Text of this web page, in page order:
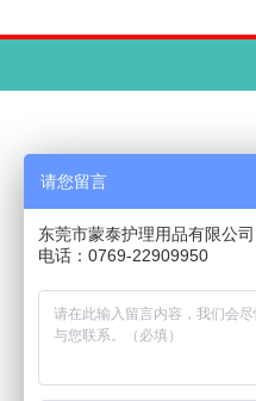
请您留言
东莞市蒙泰护理用品有限公
电话：0769-22909950